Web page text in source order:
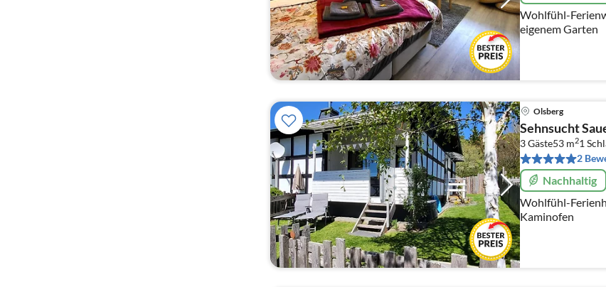
Wohlfühl-
eigenem Garten
Olsberg
Sehnsucht
3 Gäste53 m21
2
Nachhaltig
Wohlfühl-
Kaminofen